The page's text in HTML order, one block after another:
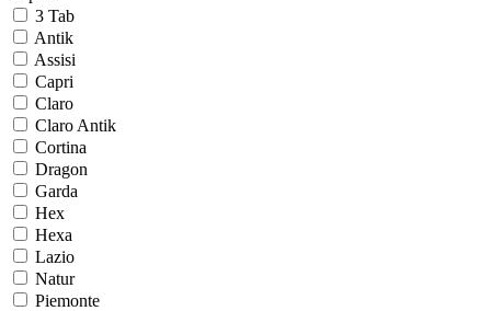
3 Tab
Antik
Assisi
Capri
Claro
Claro Antik
Cortina
Dragon
Garda
Hex
Hexa
Lazio
Natur
Piemonte